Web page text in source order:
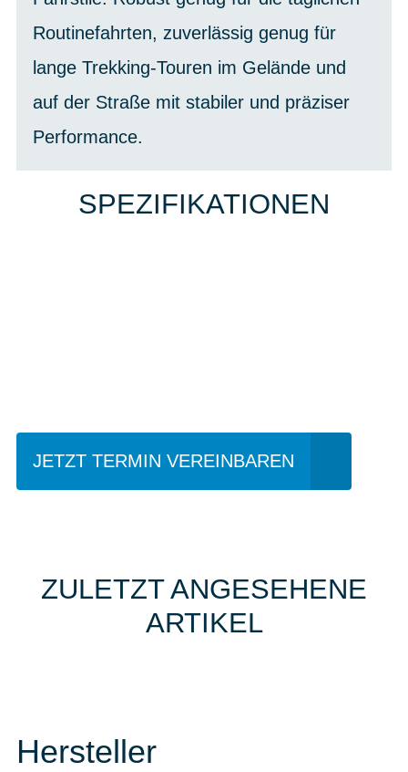
Routinefahrten, zuverlässig genug für
lange Trekking-Touren im Gelände und
auf der Straße mit stabiler und präziser
Performance.
SPEZIFIKATIONEN
JETZT TERMIN VEREINBAREN
ZULETZT ANGESEHENE
ARTIKEL
Hersteller